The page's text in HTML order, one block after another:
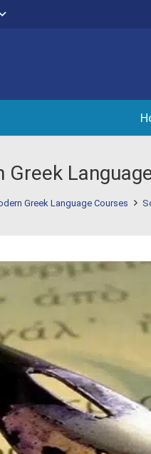
Greek Language Courses